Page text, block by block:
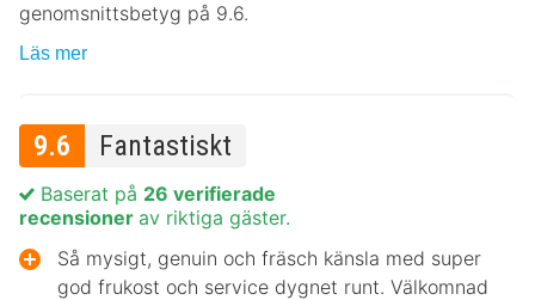
genomsnittsbetyg på 9.6.
Läs mer
9.6 Fantastiskt
Baserat på 26 verifierade
recensioner av riktiga gäster.
Så mysigt, genuin och fräsch känsla med super
god frukost och service dygnet runt. Välkomnad